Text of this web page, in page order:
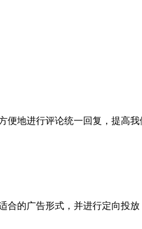
地进行评论统一回复，提高我
的广告形式，并进行定向投放